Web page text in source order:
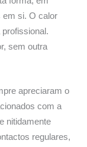
em si. O calor
sem outra
apreciaram o
com a
nitidamente
regulares,